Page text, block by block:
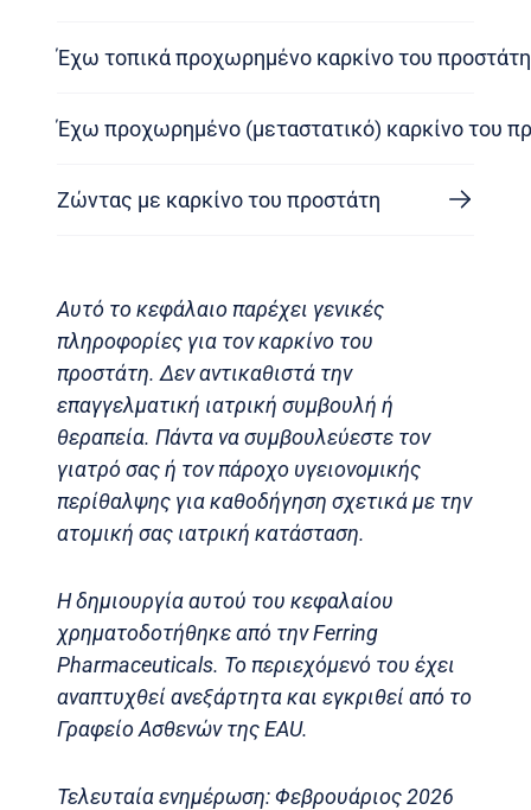
Έχω τοπικά προχωρημένο καρκίνο του προστάτη
Έχω προχωρημένο (μεταστατικό) καρκίνο του
Ζώντας με καρκίνο του προστάτη
Αυτό το κεφάλαιο παρέχει γενικές
πληροφορίες για τον καρκίνο του
προστάτη. Δεν αντικαθιστά την
επαγγελματική ιατρική συμβουλή ή
θεραπεία. Πάντα να συμβουλεύεστε τον
γιατρό σας ή τον πάροχο υγειονομικής
περίθαλψης για καθοδήγηση σχετικά με την
ατομική σας ιατρική κατάσταση.
Η δημιουργία αυτού του κεφαλαίου
χρηματοδοτήθηκε από την Ferring
Pharmaceuticals. Το περιεχόμενό του έχει
αναπτυχθεί ανεξάρτητα και εγκριθεί από το
Γραφείο Ασθενών της EAU.
Τελευταία ενημέρωση: Φεβρουάριος 2026